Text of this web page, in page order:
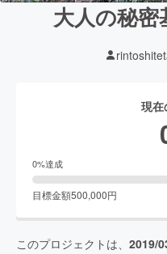
大人の秘
現在
0%達成
目標金額500,000円
このプロジェクトは、 2019/